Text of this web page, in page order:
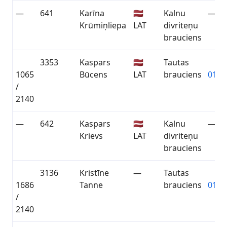
— 641
Karīna
Krūmiņliepa
🇱🇻
LAT
Kalnu
divriteņu
brauciens
—
1065
/
2140
3353
Kaspars
Būcens
🇱🇻
LAT
Tautas
brauciens
— 642
Kaspars
Krievs
🇱🇻
LAT
Kalnu
divriteņu
brauciens
—
1686
/
2140
3136
Kristīne
Tanne
—
Tautas
brauciens